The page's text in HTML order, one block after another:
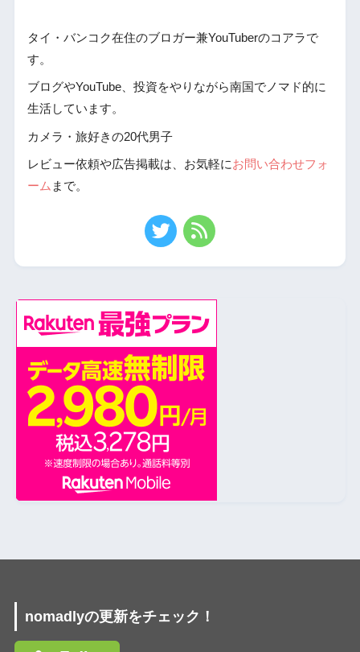
タイ・バンコク在住のブロガー兼YouTuberのコアラで
す。
ブログやYouTube、投資をやりながら南国でノマド的に
生活しています。
カメラ・旅好きの20代男子
レビュー依頼や広告掲載は、お気軽にお問い合わせフォ
ーム まで。
nomadlyの更新をチェック！